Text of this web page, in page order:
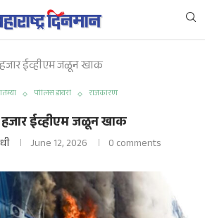
ईव्हीएम जळून खाक
पोलिस डायरी राजकारण
ईव्हीएम जळून खाक
June 12, 2026 0 comments